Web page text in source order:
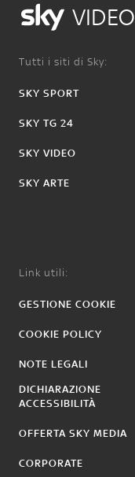
VIDEO
Tutti i siti di Sky:
SKY SPORT
SKY TG 24
SKY VIDEO
SKY ARTE
Link utili:
GESTIONE COOKIE
COOKIE POLICY
NOTE LEGALI
DICHIARAZIONE
ACCESSIBILITÀ
OFFERTA SKY MEDIA
CORPORATE